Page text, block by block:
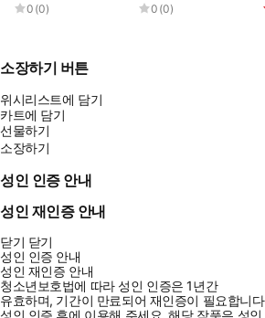
0 (0) 0 (0)
소장하기 버튼
위시리스트에 담기
카트에 담기
선물하기
소장하기
성인 인증 안내
성인 재인증 안내
닫기 닫기
성인 인증 안내
성인 재인증 안내
청소년보호법에 따라 성인 인증은 1년간
유효하며, 기간이 만료되어 재인증이 필요합니
성인 인증 후에 이용해 주세요.해당 작품은 성